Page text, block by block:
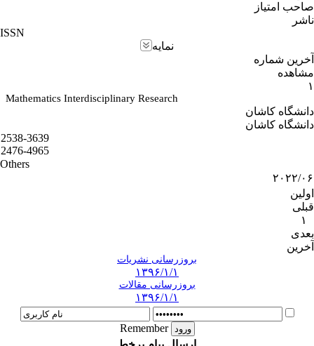
صاحب امتیاز
ناشر
ISSN
نمایه
آخرین شماره
مشاهده
۱
Mathematics Interdisciplinary Research
دانشگاه کاشان
دانشگاه کاشان
2538-3639
2476-4965
Others
۲۰۲۲/۰۶
اولین
قبلی
۱
بعدی
آخرین
بروزرسانی نشریات
۱۳۹۶/۱/۱
بروزرسانی مقالات
۱۳۹۶/۱/۱
Remember